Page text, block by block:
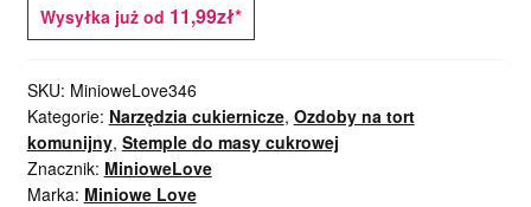
Wysyłka już od 11,99zł*
SKU: MinioweLove346
Kategorie: Narzędzia cukiernicze, Ozdoby na tort
komunijny, Stemple do masy cukrowej
Znacznik: MinioweLove
Marka: Miniowe Love